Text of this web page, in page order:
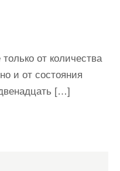
от количества
и от состояния
[…]